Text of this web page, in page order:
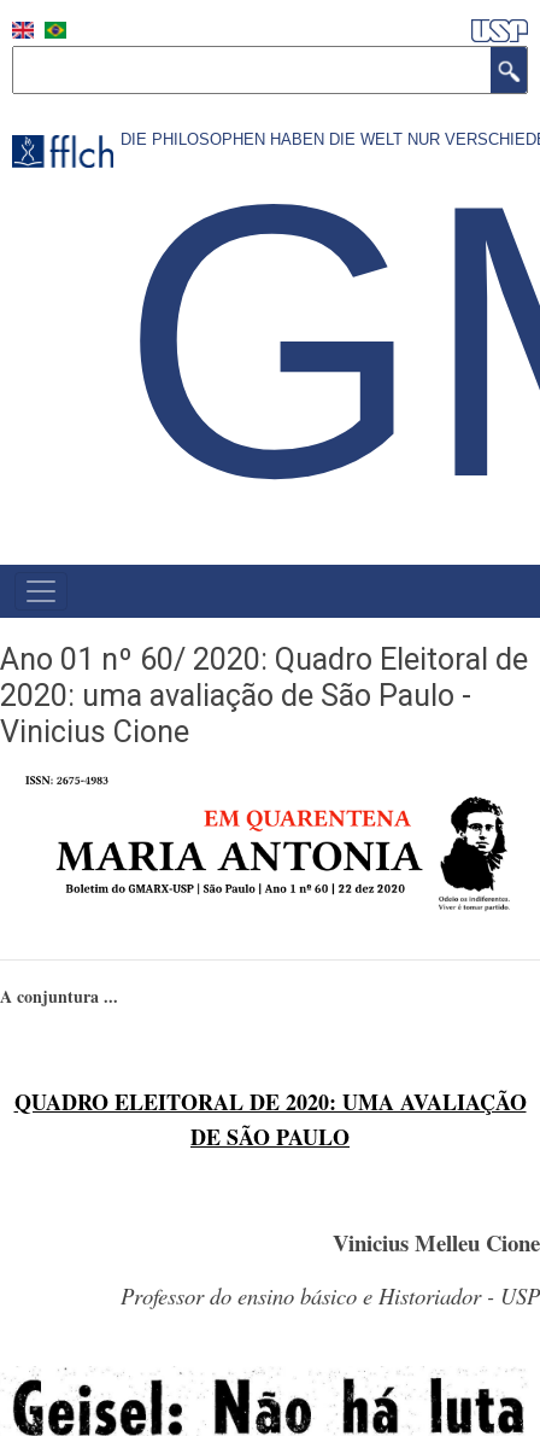
to
DIE PHILOSOPHEN HABEN DIE WELT NUR
NAVEGAÇÃO
PRINCIPAL
Ano 01 nº 60/ 2020: Quadro Eleitoral de
2020: uma avaliação de São Paulo -
Vinicius Cione
A conjuntura ...
QUADRO ELEITORAL DE 2020: UMA AVALIAÇÃO
DE SÃO PAULO
Vinicius Melleu Cione
Professor do ensino básico e Historiador - USP